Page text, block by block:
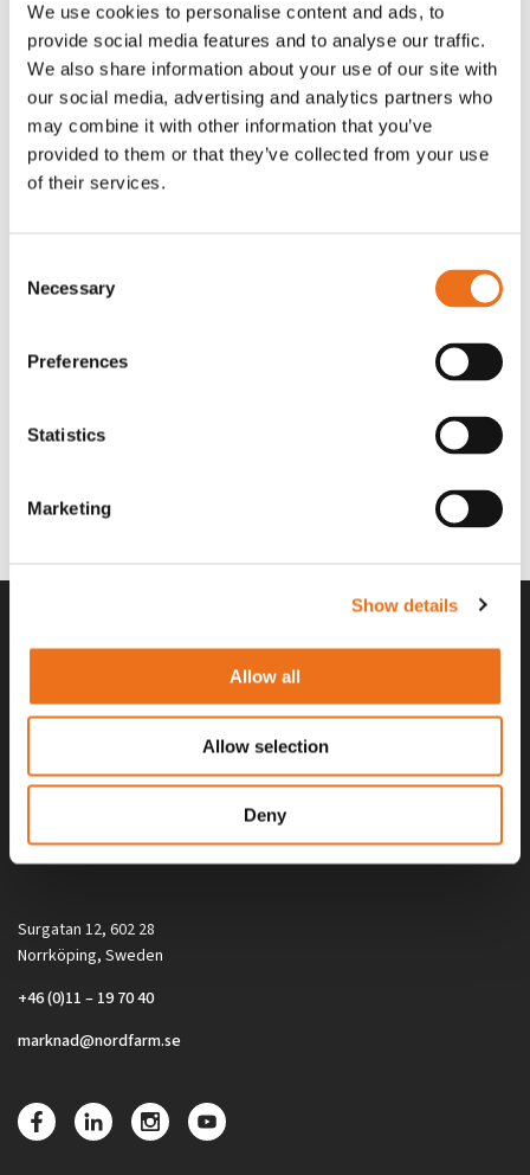
We use cookies to personalise content and ads, to
provide social media features and to analyse our traffic.
We also share information about your use of our site with
our social media, advertising and analytics partners who
may combine it with other information that you’ve
provided to them or that they’ve collected from your use
of their services.
Selection
Necessary
Preferences
Statistics
Marketing
Show details
Allow all
Allow selection
Deny
Lägg till i varukorg
Rotor, komplett med slagor
OR80013456G
(ex. moms)
Grön truckknapp
A00220
kr (ex. moms)
Lägg till i varukorg
Rotor teeth 8t/6k 7.5Gr/8 R6/14 Rotor teeth 8t/6k 0Gr/8 R6/14
Alla priser på tillbehör och tillval gäller vid köp av ny maskin. Priserna
gäller inte vid köp av enskild produkt, till exempel
Surgatan 12, 602 28
Norrköping, Sweden
+46 (0)11 – 19 70 40
marknad@nordfarm.se